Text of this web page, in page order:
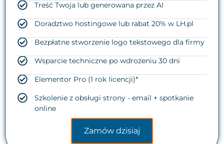
Treść Twoja lub generowana przez AI
Doradztwo hostingowe lub rabat 20% w LH.pl
Bezpłatne stworzenie logo tekstowego dla firmy
Wsparcie techniczne po wdrożeniu 30 dni
Elementor Pro (1 rok licencji)*
Szkolenie z obsługi strony - email + spotkanie
online
Zamów dzisiaj